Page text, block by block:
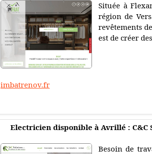
Située à
région de
revêtements
est de créer
imbatrenov.fr
Electricien disponible à Avrillé : C&C
Besoin de